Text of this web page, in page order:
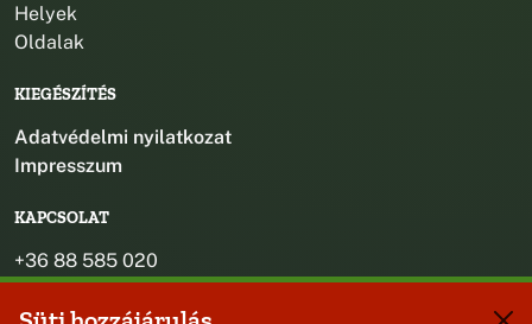
Helyek
Oldalak
KIEGÉSZÍTÉS
Adatvédelmi nyilatkozat
Impresszum
KAPCSOLAT
+36 88 585 020
+36 30 442 8024
titkarsag@bakonybel.hu